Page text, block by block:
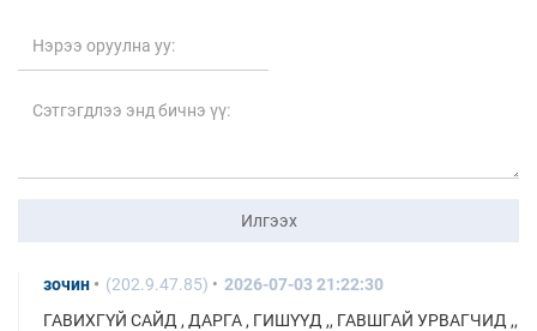
Илгээх
зочин (202.9.47.85)
2026-07-03 21:22:30
ГАВИХГҮЙ САЙД , ДАРГА , ГИШҮҮД ,, ГАВШГАЙ УРВАГЧИД ,,